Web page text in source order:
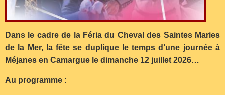
Dans le cadre de la Féria du Cheval des Saintes Maries
de la Mer, la fête se duplique le temps d’une journée à
Méjanes en Camargue le dimanche 12 juillet 2026…
Au programme :